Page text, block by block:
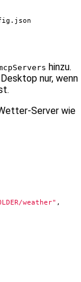
. json
hinzu.
nur, wenn
wie
weather" ,